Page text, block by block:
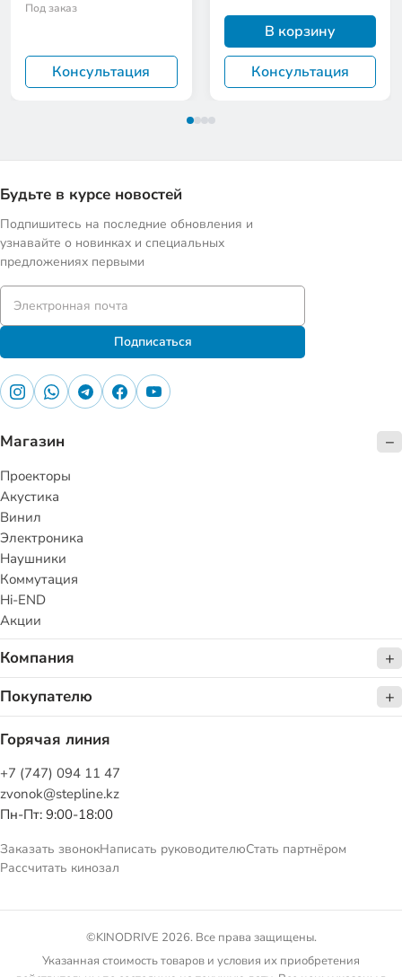
Под заказ
Консультация
В корзину
Консультация
Будьте в курсе новостей
Подпишитесь на последние обновления и
узнавайте о новинках и специальных
предложениях первыми
Подписаться
Магазин
Проекторы
Акустика
Винил
Электроника
Наушники
Коммутация
Hi-END
Акции
Компания
Покупателю
Горячая линия
+7 (747) 094 11 47
zvonok@stepline.kz
Пн-Пт: 9:00-18:00
Заказать звонокНаписать руководителюСтать партнёром
Рассчитать кинозал
©KINODRIVE 2026. Все права защищены.
Указанная стоимость товаров и условия их приобретения